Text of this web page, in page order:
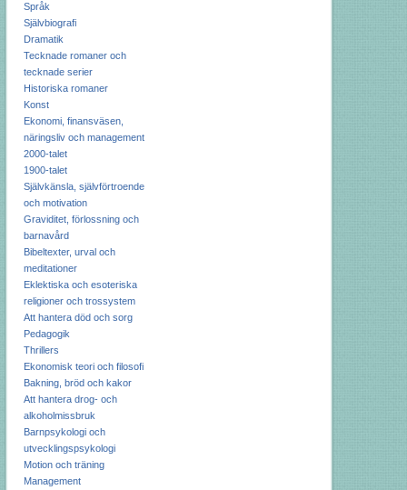
Språk
Självbiografi
Dramatik
Tecknade romaner och
tecknade serier
Historiska romaner
Konst
Ekonomi, finansväsen,
näringsliv och management
2000-talet
1900-talet
Självkänsla, självförtroende
och motivation
Graviditet, förlossning och
barnavård
Bibeltexter, urval och
meditationer
Eklektiska och esoteriska
religioner och trossystem
Att hantera död och sorg
Pedagogik
Thrillers
Ekonomisk teori och filosofi
Bakning, bröd och kakor
Att hantera drog- och
alkoholmissbruk
Barnpsykologi och
utvecklingspsykologi
Motion och träning
Management